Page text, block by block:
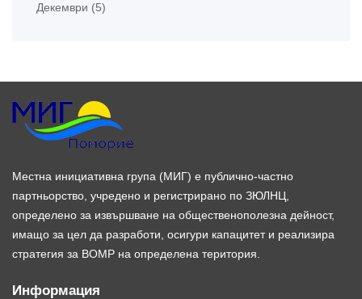
Декември (5)
Местна инициативна група (МИГ) е публично-частно
партньорство, учредено и регистрирано по ЗЮЛНЦ,
определено за извършване на общественополезна дейност,
имащо за цел да разработи, осигури капацитет и реализира
стратегия за ВОМР на определена територия.
Информация